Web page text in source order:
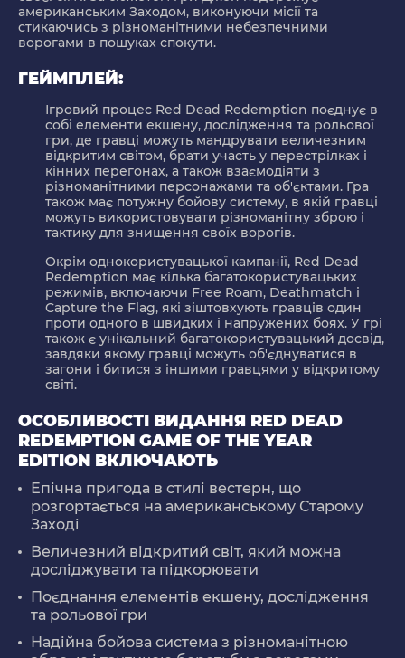
американським Заходом, виконуючи місії та
стикаючись з різноманітними небезпечними
ворогами в пошуках спокути.
ГЕЙМПЛЕЙ:
Ігровий процес Red Dead Redemption поєднує в
собі елементи екшену, дослідження та рольової
гри, де гравці можуть мандрувати величезним
відкритим світом, брати участь у перестрілках і
кінних перегонах, а також взаємодіяти з
різноманітними персонажами та об'єктами. Гра
також має потужну бойову систему, в якій гравці
можуть використовувати різноманітну зброю і
тактику для знищення своїх ворогів.
Окрім однокористувацької кампанії, Red Dead
Redemption має кілька багатокористувацьких
режимів, включаючи Free Roam, Deathmatch і
Capture the Flag, які зіштовхують гравців один
проти одного в швидких і напружених боях. У грі
також є унікальний багатокористувацький досвід,
завдяки якому гравці можуть об'єднуватися в
загони і битися з іншими гравцями у відкритому
світі.
ОСОБЛИВОСТІ ВИДАННЯ RED DEAD
REDEMPTION GAME OF THE YEAR
EDITION ВКЛЮЧАЮТЬ
Епічна пригода в стилі вестерн, що
розгортається на американському Старому
Заході
Величезний відкритий світ, який можна
досліджувати та підкорювати
Поєднання елементів екшену, дослідження
та рольової гри
Надійна бойова система з різноманітною